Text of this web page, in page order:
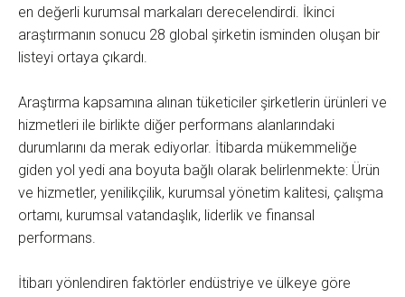
en değerli kurumsal markaları derecelendirdi. İkinci
araştırmanın sonucu 28 global şirketin isminden oluşan bir
listeyi ortaya çıkardı.
Araştırma kapsamına alınan tüketiciler şirketlerin ürünleri ve
hizmetleri ile birlikte diğer performans alanlarındaki
durumlarını da merak ediyorlar. İtibarda mükemmeliğe
giden yol yedi ana boyuta bağlı olarak belirlenmekte: Ürün
ve hizmetler, yenilikçilik, kurumsal yönetim kalitesi, çalışma
ortamı, kurumsal vatandaşlık, liderlik ve finansal
performans.
İtibarı yönlendiren faktörler endüstriye ve ülkeye göre